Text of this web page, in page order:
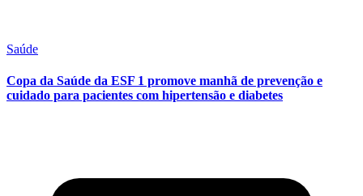
Saúde
Copa da Saúde da ESF 1 promove manhã de prevenção e
cuidado para pacientes com hipertensão e diabetes